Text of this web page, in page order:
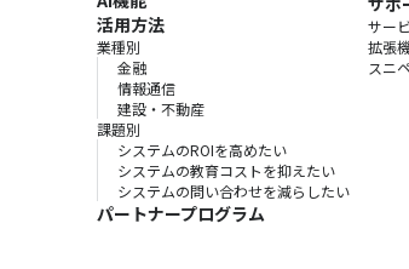
活用方法
業種別
金融
情報通信
建設・不動産
課題別
システムのROIを高めたい
システムの教育コストを抑えたい
システムの問い合わせを減らしたい
パートナープログラム
サー
拡張
スニ